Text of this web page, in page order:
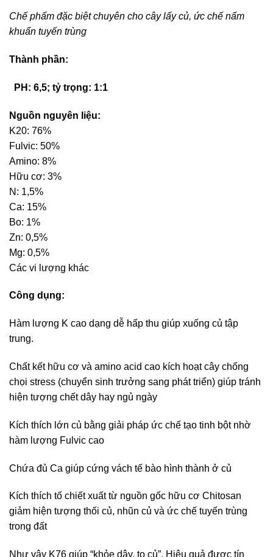
Chế phẩm đặc biệt chuyên cho cây lấy củ, ức chế nấm
khuẩn tuyến trùng
Thành phần:
PH: 6,5; tỷ trọng: 1:1
Nguồn nguyên liệu:
K20: 76%
Fulvic: 50%
Amino: 8%
Hữu cơ: 3%
N: 1,5%
Ca: 15%
Bo: 1%
Zn: 0,5%
Mg: 0,5%
Các vi lượng khác
Công dụng:
Hàm lượng K cao dạng dễ hấp thu giúp xuống củ tập
trung.
Chất kết hữu cơ và amino acid cao kích hoạt cây chống
chọi stress (chuyển sinh trưởng sang phát triển) giúp tránh
hiện tượng chết dây hay ngủ ngày
Kích thích lớn củ bằng giải pháp ức chế tạo tinh bột nhờ
hàm lượng Fulvic cao
Chứa đủ Ca giúp cứng vách tế bào hình thành ở củ
Kích thích tố chiết xuất từ nguồn gốc hữu cơ Chitosan
giảm hiện tượng thối củ, nhũn củ và ức chế tuyến trùng
trong đất
Như vậy K76 giúp “khỏe dây, to củ”. Hiệu quả được tín